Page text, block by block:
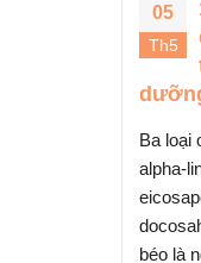
01
Th8